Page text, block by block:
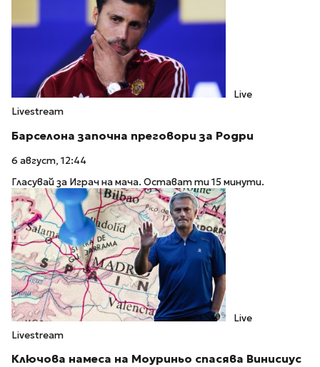
Live
Livestream
Барселона започна преговори за Родри
6 август, 12:44
Гласувай за Играч на мача. Остават ти 15 минути.
Live
Livestream
Ключова намеса на Моуриньо спасява Винисиус